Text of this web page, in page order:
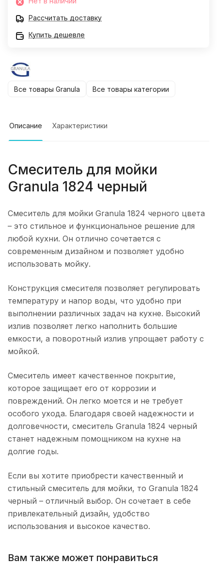
Рассчитать доставку
Купить дешевле
Все товары Granula Все товары категории
Описание Характеристики
Смеситель для мойки
Granula 1824 черный
Смеситель для мойки Granula 1824 черного цвета
– это стильное и функциональное решение для
любой кухни. Он отлично сочетается с
современным дизайном и позволяет удобно
использовать мойку.
Конструкция смесителя позволяет регулировать
температуру и напор воды, что удобно при
выполнении различных задач на кухне. Высокий
излив позволяет легко наполнить большие
емкости, а поворотный излив упрощает работу с
мойкой.
Смеситель имеет качественное покрытие,
которое защищает его от коррозии и
повреждений. Он легко моется и не требует
особого ухода. Благодаря своей надежности и
долговечности, смеситель Granula 1824 черный
станет надежным помощником на кухне на
долгие годы.
Если вы хотите приобрести качественный и
стильный смеситель для мойки, то Granula 1824
черный – отличный выбор. Он сочетает в себе
привлекательный дизайн, удобство
использования и высокое качество.
Вам также может понравиться